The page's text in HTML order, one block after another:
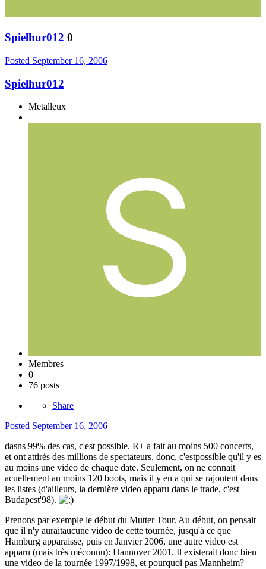
Spielhur012 0
Posted September 16, 2006
Spielhur012
Metalleux
Membres
0
76 posts
Share
Posted September 16, 2006
dasns 99% des cas, c'est possible. R+ a fait au moins 500 concerts,
et ont attirés des millions de spectateurs, donc, c'estpossible qu'il y es
au moins une video de chaque date. Seulement, on ne connait
acuellement au moins 120 boots, mais il y en a qui se rajoutent dans
les listes (d'ailleurs, la dernière video apparu dans le trade, c'est
Budapest'98).
Prenons par exemple le début du Mutter Tour. Au début, on pensait
que il n'y auraitaucune video de cette tournée, jusqu'à ce que
Hamburg apparaisse, puis en Janvier 2006, une autre video est
apparu (mais très méconnu): Hannover 2001. Il existerait donc bien
une video de la tournée 1997/1998, et pourquoi pas Mannheim?